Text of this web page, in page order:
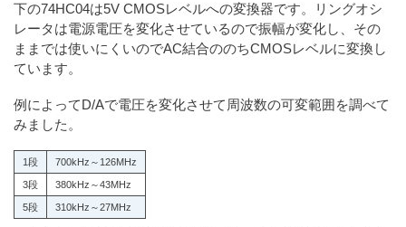
下の74HC04は5V CMOSレベルへの変換器です。リングオシ
レータは電源電圧を変化させているので振幅が変化し、その
ままでは使いにくいのでAC結合ののちCMOSレベルに変換し
ています。
例によってD/Aで電圧を変化させて周波数の可変範囲を調べて
みました。
1段 700kHz～126MHz
3段 380kHz～43MHz
5段 310kHz～27MHz